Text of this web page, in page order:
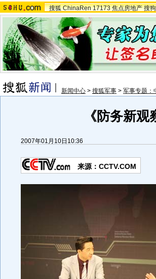
搜狐 ChinaRen 17173 焦点房地产 搜狗
新闻中心 > 搜狐军事 > 军事专题：
《防务新
2007年01月10日10:36
来源：CCTV.COM